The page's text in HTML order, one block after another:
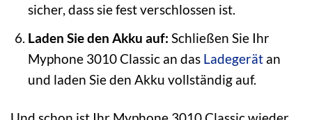
sicher, dass sie fest verschlossen ist.
Laden Sie den Akku auf: Schließen Sie Ihr
Myphone 3010 Classic an das Ladegerätan
und laden Sie den Akku vollständig auf.